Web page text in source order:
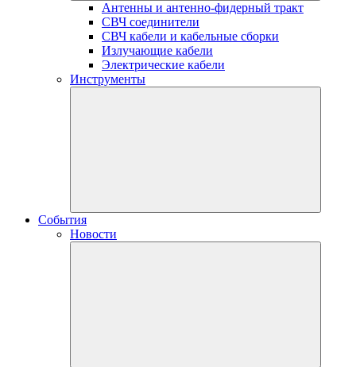
Антенны и антенно-фидерный тракт
СВЧ соединители
СВЧ кабели и кабельные сборки
Излучающие кабели
Электрические кабели
Инструменты
События
Новости